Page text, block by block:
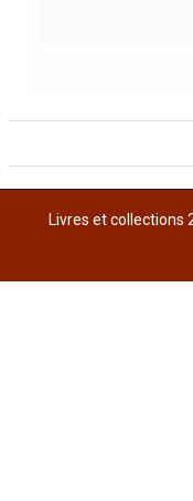
Livres et